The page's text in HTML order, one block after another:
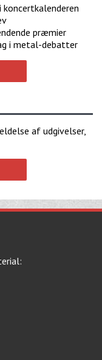
præmier
i metal-debatter
af udgivelser,